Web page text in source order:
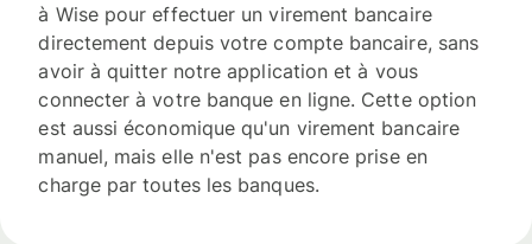
à Wise pour effectuer un virement bancaire
directement depuis votre compte bancaire, sans
avoir à quitter notre application et à vous
connecter à votre banque en ligne. Cette option
est aussi économique qu'un virement bancaire
manuel, mais elle n'est pas encore prise en
charge par toutes les banques.